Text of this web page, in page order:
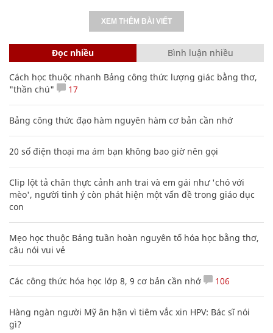
XEM THÊM BÀI VIẾT
Đọc nhiều Bình luận nhiều
Cách học thuộc nhanh Bảng công thức lượng giác bằng thơ,
"thần chú"
17
Bảng công thức đạo hàm nguyên hàm cơ bản cần nhớ
20 số điện thoại ma ám bạn không bao giờ nên gọi
Clip lột tả chân thực cảnh anh trai và em gái như 'chó với
mèo', người tinh ý còn phát hiện một vấn đề trong giáo dục
con
Mẹo học thuộc Bảng tuần hoàn nguyên tố hóa học bằng thơ,
câu nói vui vẻ
Các công thức hóa học lớp 8, 9 cơ bản cần nhớ 106
Hàng ngàn người Mỹ ân hận vì tiêm vắc xin HPV: Bác sĩ nói
gì?